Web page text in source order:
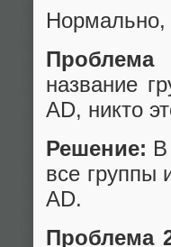
Нормально,
Проблема
название
AD, никто
Решение: В
все группы
AD.
Проблема